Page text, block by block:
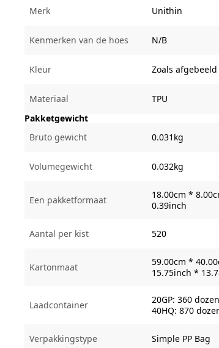
Merk Unithin
Kenmerken van de hoes N/B
Kleur Zoals afgebeeld
Materiaal
TPU
Pakketgewicht
Bruto gewicht
0.031kg
Volumegewicht 0.032kg
Een pakketformaat
18.00cm *
0.39inch
Aantal per kist 520
Kartonmaat
59.00cm *
15.75inch *
Laadcontainer
20GP: 360
40HQ: 870
Verpakkingstype Simple PP Bag